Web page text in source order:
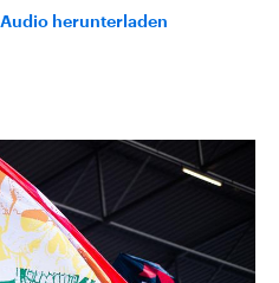
Audio herunterladen